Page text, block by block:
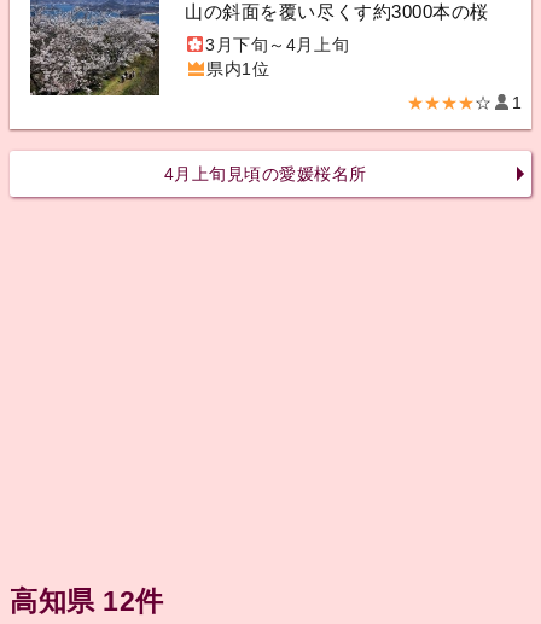
山の斜面を覆い尽くす約3000本の桜
3月下旬～4月上旬
県内1位
★★★★☆ 1
4月上旬見頃の愛媛桜名所
高知県 12件